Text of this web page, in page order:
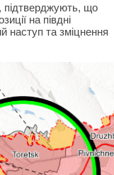
підтверджують, що
на півдні
наступ та зміцнення